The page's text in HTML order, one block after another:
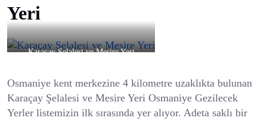
Yeri
Karaçay Şelalesi ve Mesire Yeri
Osmaniye kent merkezine 4 kilometre uzaklıkta bulunan
Karaçay Şelalesi ve Mesire Yeri Osmaniye Gezilecek
Yerler listemizin ilk sırasında yer alıyor. Adeta saklı bir